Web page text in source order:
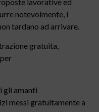
notevolmente, i
tardano ad arrivare.
gratuita,
gli amanti
messi gratuitamente a